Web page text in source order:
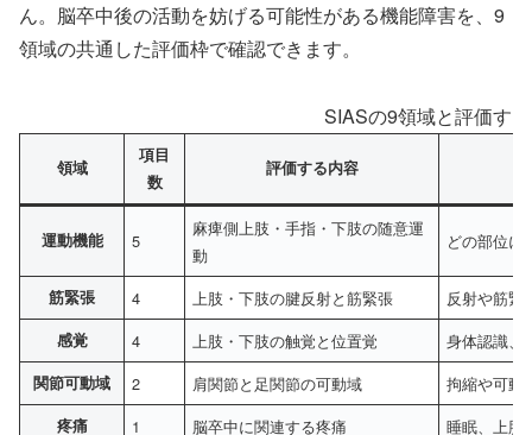
ん。脳卒中後の活動を妨げる可能性がある機能障害を、9
領域の共通した評価枠で確認できます。
SIASの9領域と評価す
領域
項目
数
評価する内容
運動機能 5
麻痺側上肢・手指・下肢の随意運
動
どの部位に
筋緊張 4 上肢・下肢の腱反射と筋緊張 反射や筋緊
感覚 4 上肢・下肢の触覚と位置覚 身体認識、
関節可動域 2 肩関節と足関節の可動域 拘縮や可動
疼痛 1 脳卒中に関連する疼痛 睡眠、上肢